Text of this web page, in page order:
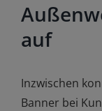
auf
Inzwischen
Banner bei